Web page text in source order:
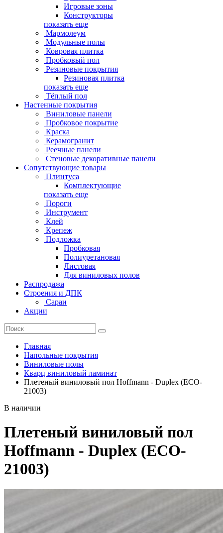
Игровые зоны
Конструкторы
показать еще
Мармолеум
Модульные полы
Ковровая плитка
Пробковый пол
Резиновые покрытия
Резиновая плитка
показать еще
Тёплый пол
Настенные покрытия
Виниловые панели
Пробковое покрытие
Краска
Керамогранит
Реечные панели
Стеновые декоративные панели
Сопутствующие товары
Плинтуса
Комплектующие
показать еще
Пороги
Инструмент
Клей
Крепеж
Подложка
Пробковая
Полиуретановая
Листовая
Для виниловых полов
Распродажа
Строения и ДПК
Сараи
Акции
Главная
Напольные покрытия
Виниловые полы
Кварц виниловый ламинат
Плетеный виниловый пол Hoffmann - Duplex (ECO-
21003)
В наличии
Плетеный виниловый пол
Hoffmann - Duplex (ECO-
21003)